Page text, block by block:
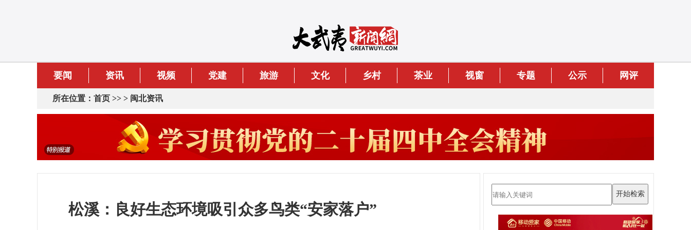
要闻 资讯 视频 党建 旅游 文化 乡村 茶业 视窗 专题 公示 网评
所在位置： 首页 >> > 闽北资讯
松溪：良好生态环境吸引众多鸟类“安家落户”